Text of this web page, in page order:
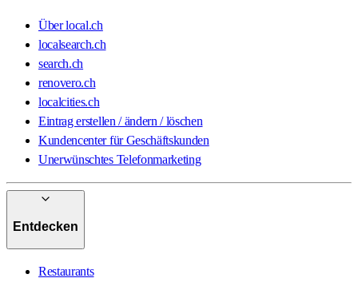
Über local.ch
localsearch.ch
search.ch
renovero.ch
localcities.ch
Eintrag erstellen / ändern / löschen
Kundencenter für Geschäftskunden
Unerwünschtes Telefonmarketing
Entdecken
Restaurants